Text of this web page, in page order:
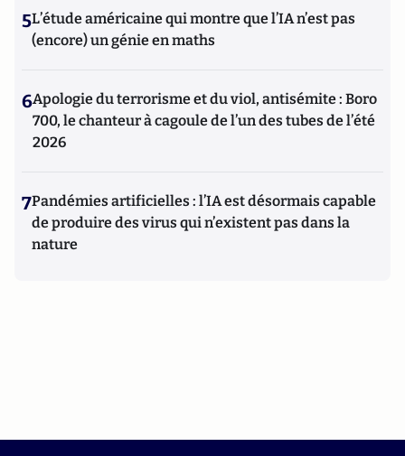
5L’étude américaine qui montre que l’IA n’est pas
(encore) un génie en maths
6Apologie du terrorisme et du viol, antisémite : Boro
700, le chanteur à cagoule de l’un des tubes de l’été
2026
7Pandémies artificielles : l’IA est désormais capable
de produire des virus qui n’existent pas dans la
nature